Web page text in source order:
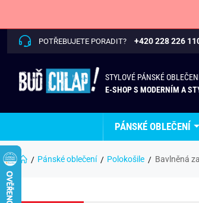
POTŘEBUJETE PORADIT? +420 228 226
STYLOVÉ PÁNSKÉ
E-SHOP S MODERNÍM A
PÁNSKÉ OBLEČENÍ
Pánské oblečení Polokošile Bavlněná